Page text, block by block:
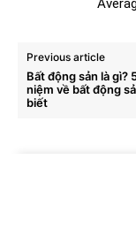
Previous article
Bất động sản là gì?
niệm về bất động
biết